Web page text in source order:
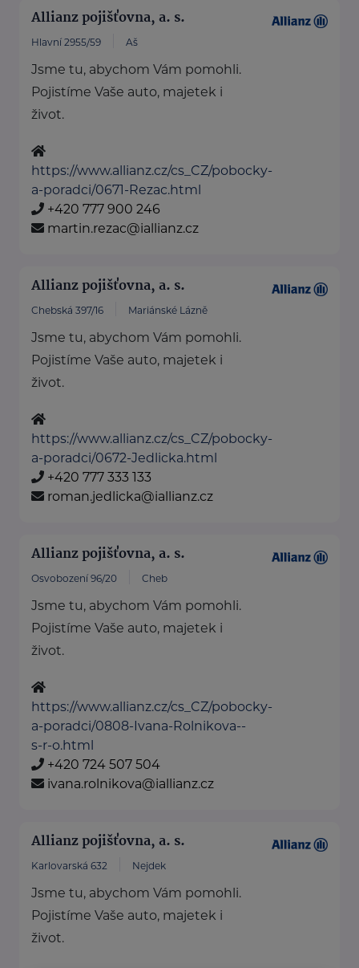
Allianz pojišťovna, a. s.
Hlavní 2955/59 Aš
Jsme tu, abychom Vám pomohli.
Pojistíme Vaše auto, majetek i
život.
https://www.allianz.cz/cs_CZ/pobocky-
a-poradci/0671-Rezac.html
+420 777 900 246
martin.rezac@iallianz.cz
Allianz pojišťovna, a. s.
Chebská 397/16 Mariánské Lázně
Jsme tu, abychom Vám pomohli.
Pojistíme Vaše auto, majetek i
život.
https://www.allianz.cz/cs_CZ/pobocky-
a-poradci/0672-Jedlicka.html
+420 777 333 133
roman.jedlicka@iallianz.cz
Allianz pojišťovna, a. s.
Osvobození 96/20 Cheb
Jsme tu, abychom Vám pomohli.
Pojistíme Vaše auto, majetek i
život.
https://www.allianz.cz/cs_CZ/pobocky-
a-poradci/0808-Ivana-Rolnikova--
s-r-o.html
+420 724 507 504
ivana.rolnikova@iallianz.cz
Allianz pojišťovna, a. s.
Karlovarská 632 Nejdek
Jsme tu, abychom Vám pomohli.
Pojistíme Vaše auto, majetek i
život.